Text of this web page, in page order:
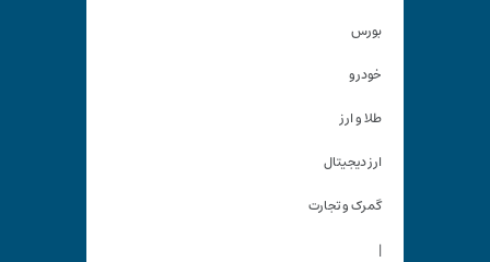
بورس
خودرو
طلا و ارز
ارز دیجیتال
گمرک و تجارت
|